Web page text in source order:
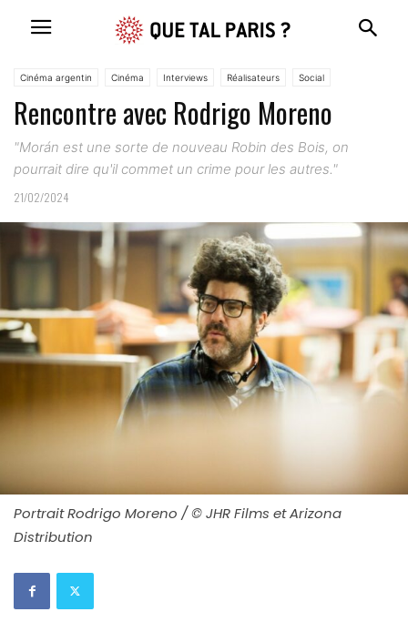
Cinéma argentin Cinéma Interviews Réalisateurs Social
Rencontre avec Rodrigo Moreno
"Morán est une sorte de nouveau Robin des Bois, on
pourrait dire qu'il commet un crime pour les autres."
21/02/2024
Portrait Rodrigo Moreno / © JHR Films et Arizona
Distribution